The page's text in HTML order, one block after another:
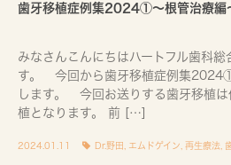
歯牙移植症例集2024①〜根管治療編
みなさんこんにちはハートフル歯科総
す。 今回から歯牙移植症例集
します。 今回お送りする歯牙移植
植となります。 前 […]
2024.01.11 Dr.野田 エムドゲイン 再生療法